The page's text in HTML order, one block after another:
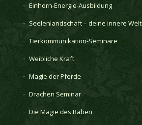
Einhorn-Energie-Ausbildung
Seelenlandschaft – deine innere Welt
Tierkommunikation-Seminare
Weibliche Kraft
Magie der Pferde
Drachen Seminar
Die Magie des Raben